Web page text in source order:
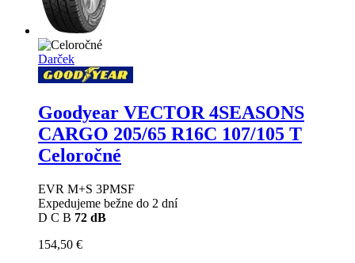
Darček
Goodyear VECTOR 4SEASONS
CARGO 205/65 R16C 107/105 T
Celoročné
EVR M+S 3PMSF
Expedujeme bežne do 2 dní
D C B 72 dB
154,50 €